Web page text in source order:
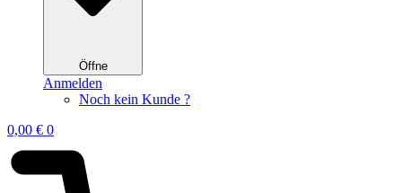
Öffne
Anmelden
Noch kein Kunde ?
0,00 € 0